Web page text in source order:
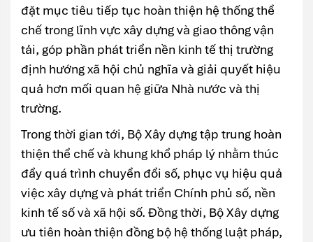
đặt mục tiêu tiếp tục hoàn thiện hệ thống thể
chế trong lĩnh vực xây dựng và giao thông vận
tải, góp phần phát triển nền kinh tế thị trường
định hướng xã hội chủ nghĩa và giải quyết hiệu
quả hơn mối quan hệ giữa Nhà nước và thị
trường.
Trong thời gian tới, Bộ Xây dựng tập trung hoàn
thiện thể chế và khung khổ pháp lý nhằm thúc
đẩy quá trình chuyển đổi số, phục vụ hiệu quả
việc xây dựng và phát triển Chính phủ số, nền
kinh tế số và xã hội số. Đồng thời, Bộ Xây dựng
ưu tiên hoàn thiện đồng bộ hệ thống luật pháp,